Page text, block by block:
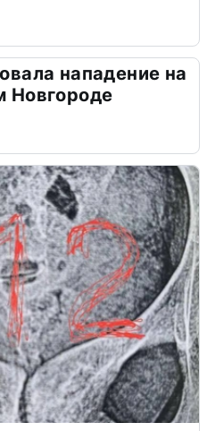
нападение на
Новгороде